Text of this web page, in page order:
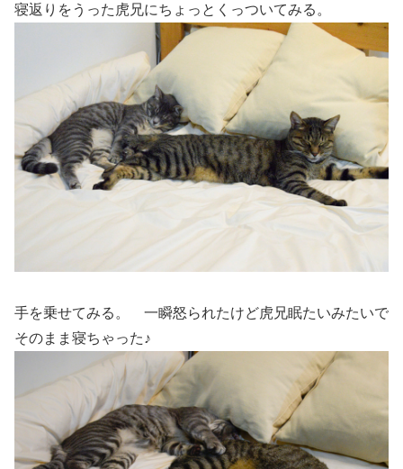
寝返りをうった虎兄にちょっとくっついてみる。
手を乗せてみる。 一瞬怒られたけど虎兄眠たいみたいで
そのまま寝ちゃった♪